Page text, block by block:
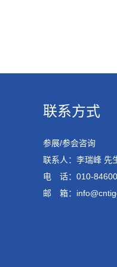
联系方式
参展/参会咨询
联系人：李瑞峰 先
电 话：010-
邮 箱：